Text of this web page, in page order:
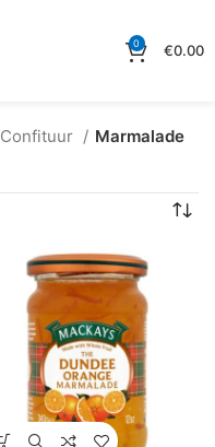
0 €0.00
Confituur
Marmalade